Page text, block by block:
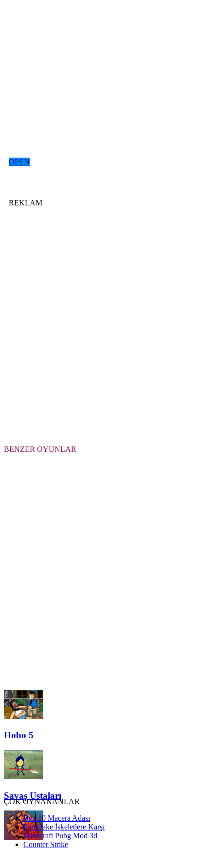
OPEN
REKLAM
BENZER OYUNLAR
Hobo 5
Savaş Ustaları
ÇOK OYNANANLAR
Ben 10 Macera Adası
Finn Jake İskeletlere Karşı
Minecraft Pubg Mod 3d
Counter Strike